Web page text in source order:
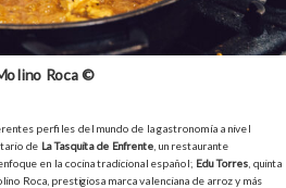
Roca ©
perfiles del mundo de la gastronomía a nivel
de La Tasquita de Enfrente , un restaurante
en la cocina tradicional español; Edu Torres , quinta
Roca, prestigiosa marca valenciana de arroz y más